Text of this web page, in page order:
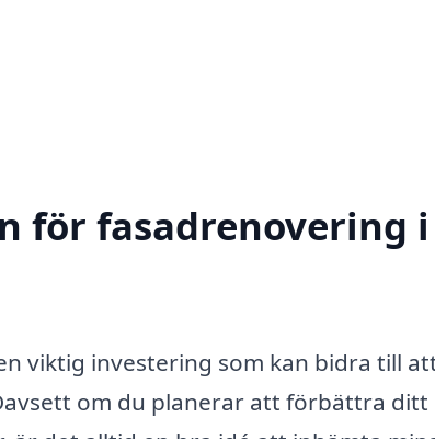
för fasadrenovering i
viktig investering som kan bidra till
om du planerar att förbättra ditt